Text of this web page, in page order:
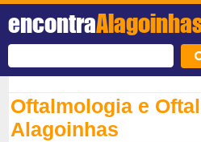
encontra
Oftalmologia e
Alagoinhas